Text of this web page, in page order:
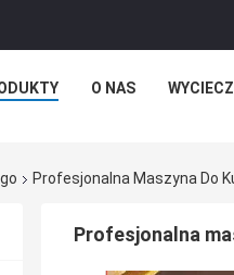
O NAS
Profesjonalna Maszyna Do
Profesjonalna